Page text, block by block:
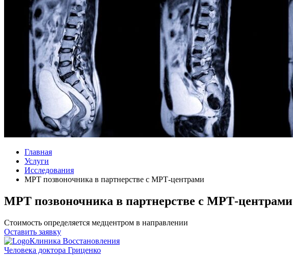
Главная
Услуги
Исследования
МРТ позвоночника в партнерстве с МРТ-центрами
МРТ позвоночника в партнерстве с МРТ-центрами
Стоимость определяется медцентром в направлении
Оставить заявку
Клиника Восстановления
Человека доктора Гриценко